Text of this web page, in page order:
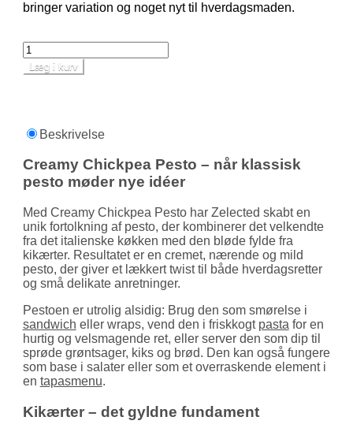
bringer variation og noget nyt til hverdagsmaden.
Læg i kurv
Beskrivelse
Creamy Chickpea Pesto – når klassisk
pesto møder nye idéer
Med Creamy Chickpea Pesto har Zelected skabt en
unik fortolkning af pesto, der kombinerer det velkendte
fra det italienske køkken med den bløde fylde fra
kikærter. Resultatet er en cremet, nærende og mild
pesto, der giver et lækkert twist til både hverdagsretter
og små delikate anretninger.
Pestoen er utrolig alsidig: Brug den som smørelse i
sandwich eller wraps, vend den i friskkogt pasta for en
hurtig og velsmagende ret, eller server den som dip til
sprøde grøntsager, kiks og brød. Den kan også fungere
som base i salater eller som et overraskende element i
en tapasmenu.
Kikærter – det gyldne fundament